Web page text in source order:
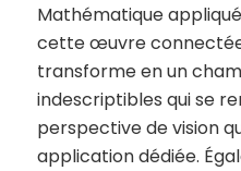
Mathématique
cette œuvre connectée
transforme en un
indescriptibles qui se
perspective de vision
application dédiée.